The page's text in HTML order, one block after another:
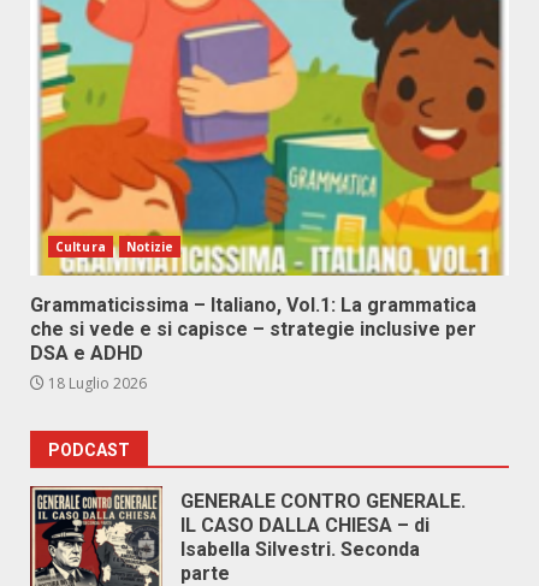
Cultura Notizie
Grammaticissima – Italiano, Vol.1: La grammatica
che si vede e si capisce – strategie inclusive per
DSA e ADHD
18 Luglio 2026
PODCAST
GENERALE CONTRO GENERALE.
IL CASO DALLA CHIESA – di
Isabella Silvestri. Seconda
parte